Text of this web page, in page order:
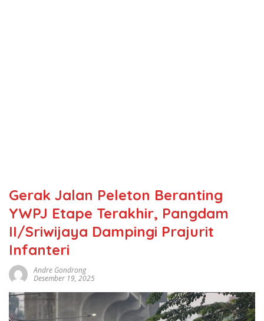
Gerak Jalan Peleton Beranting
YWPJ Etape Terakhir, Pangdam
II/Sriwijaya Dampingi Prajurit
Infanteri
Andre Gondrong
Desember 19, 2025